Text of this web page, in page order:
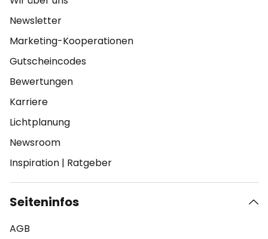
Newsletter
Marketing-Kooperationen
Gutscheincodes
Bewertungen
Karriere
Lichtplanung
Newsroom
Inspiration | Ratgeber
Seiteninfos
AGB